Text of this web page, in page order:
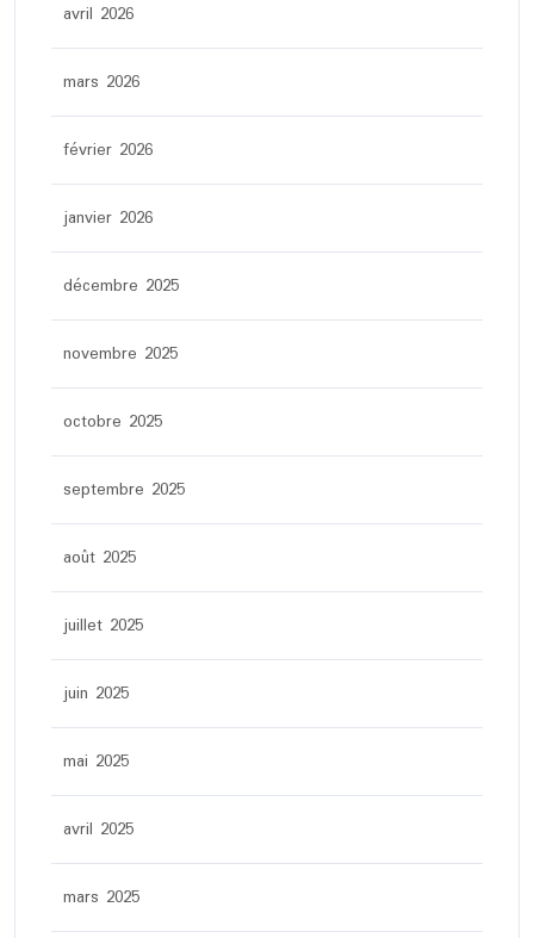
avril 2026
mars 2026
février 2026
janvier 2026
décembre 2025
novembre 2025
octobre 2025
septembre 2025
août 2025
juillet 2025
juin 2025
mai 2025
avril 2025
mars 2025